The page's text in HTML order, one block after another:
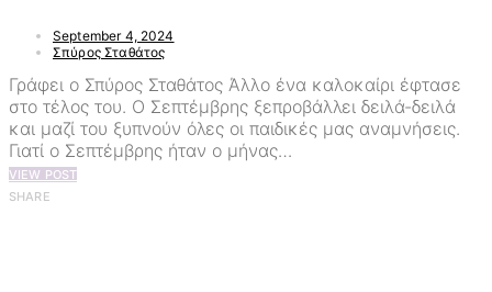
September 4, 2024
Σπύρος Σταθάτος
Γράφει ο Σπύρος Σταθάτος Άλλο ένα καλοκαίρι έφτασε
στο τέλος του. Ο Σεπτέμβρης ξεπροβάλλει δειλά-δειλά
και μαζί του ξυπνούν όλες οι παιδικές μας αναμνήσεις.
Γιατί ο Σεπτέμβρης ήταν ο μήνας…
VIEW POST
SHARE